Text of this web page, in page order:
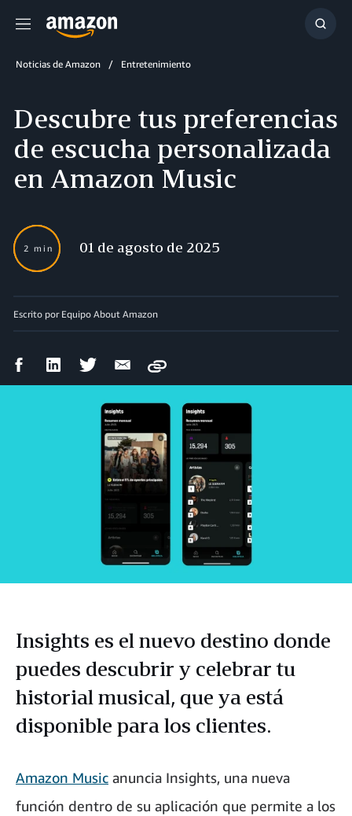
Menú
Noticias de Amazon Entretenimiento
Descubre tus preferencias
de escucha personalizada
en Amazon Music
2 min 01 de agosto de 2025
Escrito por Equipo About Amazon
CompartirCompartirCompartirCompartir
electrónico
Copy
Insights es el nuevo destino donde
puedes descubrir y celebrar tu
historial musical, que ya está
disponible para los clientes.
Amazon Music anuncia Insights, una nueva
función dentro de su aplicación que permite a los